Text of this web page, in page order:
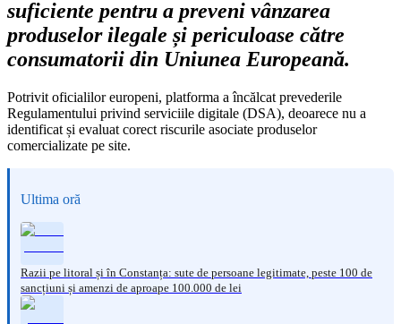
suficiente pentru a preveni vânzarea
produselor ilegale și periculoase către
consumatorii din Uniunea Europeană.
Potrivit oficialilor europeni, platforma a încălcat prevederile
Regulamentului privind serviciile digitale (DSA), deoarece nu a
identificat și evaluat corect riscurile asociate produselor
comercializate pe site.
Ultima oră
Razii pe litoral și în Constanța: sute de persoane legitimate, peste 100 de
sancțiuni și amenzi de aproape 100.000 de lei